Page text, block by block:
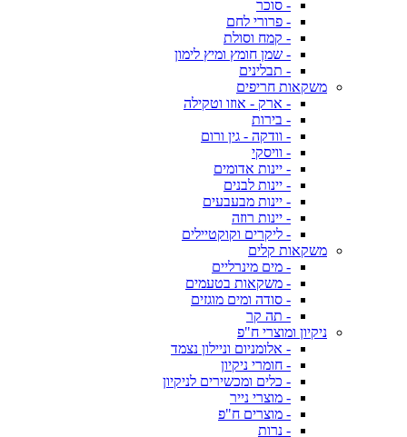
- סוכר
- פרורי לחם
- קמח וסולת
- שמן חומץ ומיץ לימון
- תבלינים
משקאות חריפים
- ארק - אוזו וטקילה
- בירות
- וודקה - גין ורום
- וויסקי
- יינות אדומים
- יינות לבנים
- יינות מבעבעים
- יינות רוזה
- ליקרים וקוקטיילים
משקאות קלים
- מים מינרליים
- משקאות בטעמים
- סודה ומים מוגזים
- תה קר
ניקיון ומוצרי ח"פ
- אלומניום וניילון נצמד
- חומרי ניקיון
- כלים ומכשירים לניקיון
- מוצרי נייר
- מוצרים ח"פ
- נרות